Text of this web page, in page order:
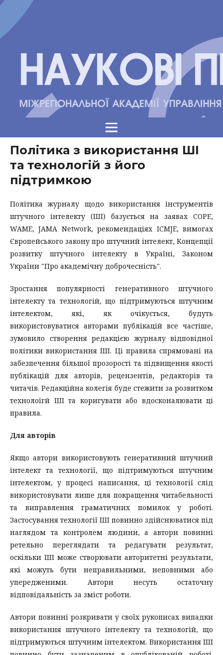
Політика з використання ШІ
та технологій з його
підтримкою
Політика журналу щодо використання інструментів
штучного інтелекту (ШІ) базується на заявах COPE,
WAME, JAMA Network, рекомендаціях ICMJE, вимогах
Європейського закону про штучний інтелект, Концепції
розвитку штучного інтелекту в Україні, Законом
України "Про академічну доброчесність".
Зростання популярності генеративного штучного
інтелекту та технологій, що підтримуються штучним
інтелектом, які, як очікується, будуть
використовуватися авторами публікацій все частіше,
зумовило створення редакцією журналу відповідної
політики використання ШІ. Ці правила спрямовані на
забезпечення більшої прозорості та підвищення якості
публікацій для авторів, рецензентів, редакторів та
читачів. Редакційна колегія буде стежити за розвитком
технолоігй ШІ та коригувати або вдосконалювати ці
правила.
Для авторів
Якщо автори використовують генеративний штучний
інтелект та технології, що підтримуються штучним
інтелектом, у процесі написання, ці технології слід
використовувати лише для покращення читабельності
та виправлення граматичних помилок у роботі.
Застосування технології ШІ повинно здійснюватися під
наглядом та контролем людини, а автори повинні
ретельно переглядати та редагувати результат,
оскільки ШІ може створювати авторитетні результати,
які можуть бути неправильними, неповними або
упередженими. Автори несуть остаточну
відповідальність за зміст роботи.
Автори повинні розкривати у своїх рукописах випадки
використання штучного інтелекту та технологій, що
підтримуються штучним інтелектом. Використання ШІ